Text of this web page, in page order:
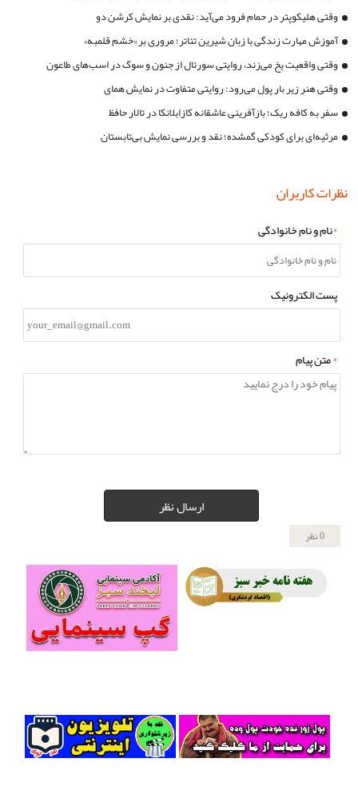
وقتی هلیکوپتر در حمام فرود می‌آید: نقدی بر نمایش کرشن دو
آموزش مهارت زندگی با زبان شیرین تئاتر؛ مروری بر «خشم قلمبه»
وقتی واقعیت یخ می‌زند، روایتی سورئال از جنون و سوگ در اسب‌های طاعون
وقتی هنر زیر بار پول می‌رود: روایتی متفاوت در نمایش همای
سفر به کافه ریک؛ بازآفرینی عاشقانه‌ کازابلانکا در تالار حافظ
مرثیه‌ای برای کودکی گمشده؛ نقد و بررسی نمایش بی‌تابستان
نظرات کاربران
*نام و نام خانوادگی
پست الکترونیک
*متن پیام
ارسال نظر
0 نظر